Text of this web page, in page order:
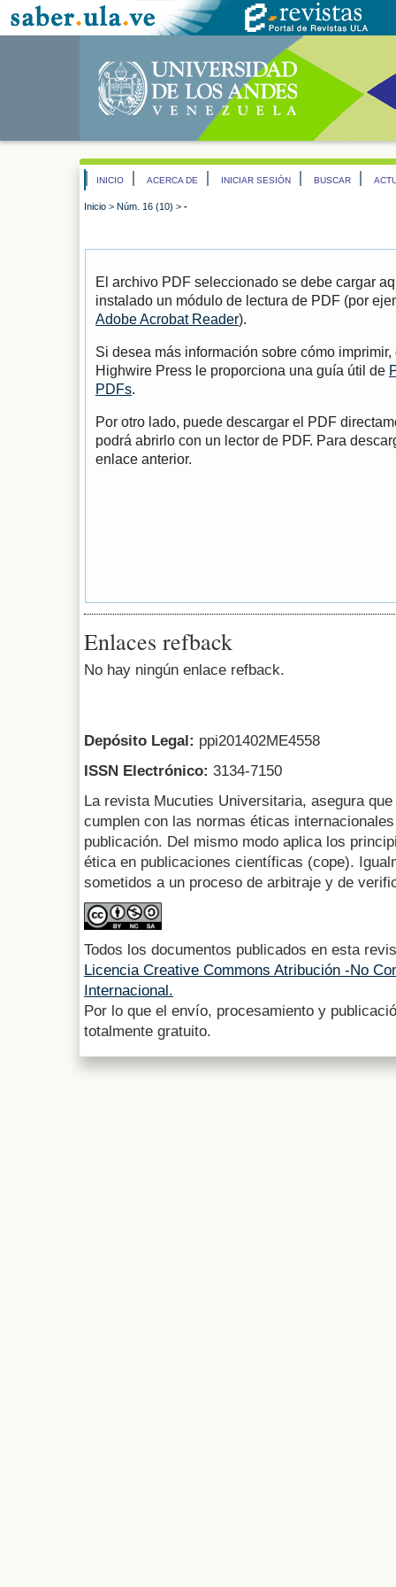
INICIO ACERCA DE INICIAR SESIÓN BUSCAR
Inicio > Núm. 16 (10) > -
El archivo PDF seleccionado se debe cargar
instalado un módulo de lectura de PDF (por
Adobe Acrobat Reader).
Si desea más información sobre cómo
Highwire Press le proporciona una guía útil de
PDFs.
Por otro lado, puede descargar el PDF
podrá abrirlo con un lector de PDF. Para
enlace anterior.
Enlaces refback
No hay ningún enlace refback.
Depósito Legal: ppi201402ME4558
ISSN Electrónico: 3134-7150
La revista Mucuties Universitaria, asegura
cumplen con las normas éticas
publicación. Del mismo modo aplica los
ética en publicaciones científicas (cope).
sometidos a un proceso de arbitraje y de
Todos los documentos publicados en esta
Licencia Creative Commons Atribución -No
Internacional.
Por lo que el envío, procesamiento y
totalmente gratuito.